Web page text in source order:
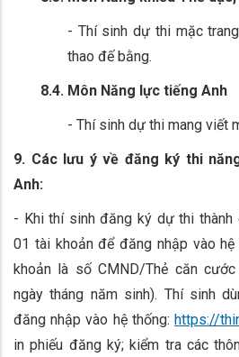
- Thí sinh dự thi mặc
thao đế bằng.
8.4. Môn Năng lực tiếng Anh
- Thí sinh dự thi mang viết
9. Các lưu ý về đăng ký thi
Anh:
- Khi thí sinh đăng ký dự thi
01 tài khoản để đăng nhập vào
khoản là số CMND/Thẻ căn
ngày tháng năm sinh). Thí sinh
đăng nhập vào hệ thống: https://
in phiếu đăng ký; kiểm tra các